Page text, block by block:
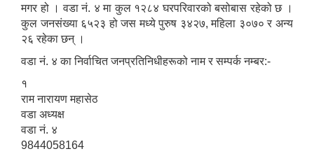
मगर हो । वडा नं. ४ मा कुल १२८४ घरपरिवारको बसोबास रहेको छ ।
कुल जनसंख्या ६५२३ हो जस मध्ये पुरुष ३४२७, महिला ३०७० र अन्य
२६ रहेका छन् ।
वडा नं. ४ का निर्वाचित जनप्रतिनिधीहरूको नाम र सम्पर्क नम्बर:-
१
राम नारायण महासेठ
वडा अध्यक्ष
वडा नं. ४
9844058164